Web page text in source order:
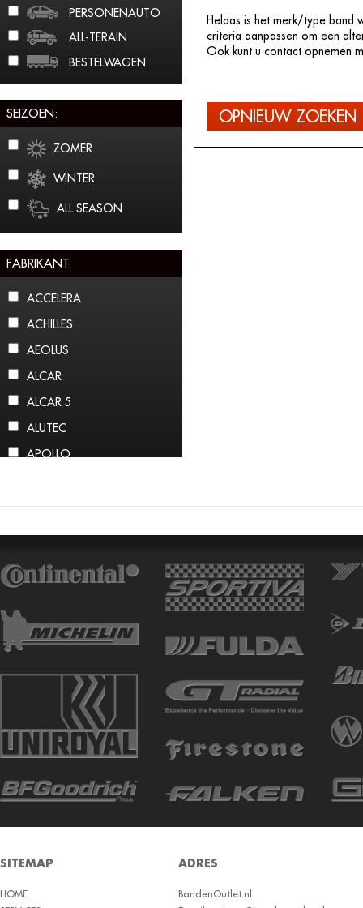
PERSONENAUTO
ALL-TERAIN
BESTELWAGEN
SEIZOEN:
ZOMER
WINTER
ALL SEASON
FABRIKANT:
ACCELERA
ACHILLES
AEOLUS
ALCAR
ALCAR 5
ALUTEC
APOLLO
ARROWSPEED
ATLAS
AUTOGREEN
AUTOGUARD
BARUM W
BCT
BF GOODRICH
BOTO
BRIDGESTON
Helaas is het merk/type band
criteria aanpassen om een
Ook kunt u contact opnemen
OPNIEUW ZOEKEN
SITEMAP
HOME
ADRES
BandenOutlet.nl